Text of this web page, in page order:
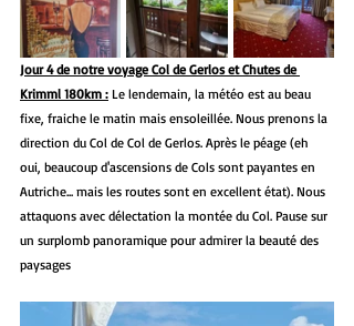
Jour 4 de notre voyage Col de Gerlos et Chutes de
Krimml 180km : Le lendemain, la météo est au beau
fixe, fraiche le matin mais ensoleillée. Nous prenons la
direction du Col de Col de Gerlos. Après le péage (eh
oui, beaucoup d'ascensions de Cols sont payantes en
Autriche... mais les routes sont en excellent état). Nous
attaquons avec délectation la montée du Col. Pause sur
un surplomb panoramique pour admirer la beauté des
paysages